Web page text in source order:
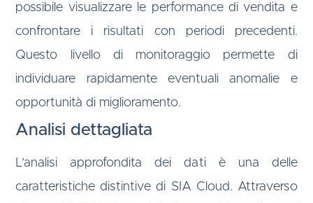
possibile visualizzare le performance di vendita e
confrontare i risultati con periodi precedenti.
Questo livello di monitoraggio permette di
individuare rapidamente eventuali anomalie e
opportunità di miglioramento.
Analisi dettagliata
L’analisi approfondita dei dati è una delle
caratteristiche distintive di SIA Cloud. Attraverso